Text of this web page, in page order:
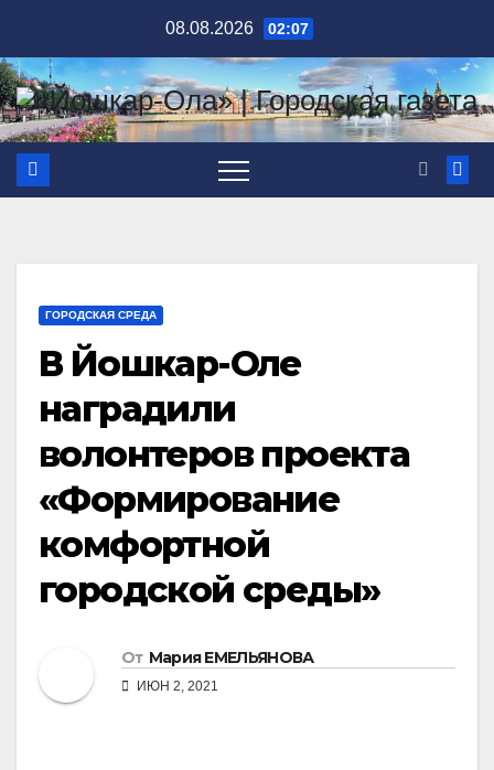
содержимому
08.08.2026 02:07
ГОРОДСКАЯ СРЕДА
В Йошкар-Оле
наградили
волонтеров проекта
«Формирование
комфортной
городской среды»
От Мария ЕМЕЛЬЯНОВА
ИЮН 2, 2021